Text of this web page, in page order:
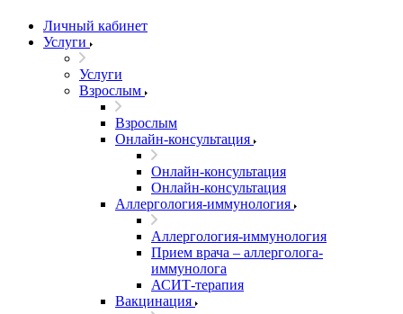
Личный кабинет
Услуги
Услуги
Взрослым
Взрослым
Онлайн-консультация
Онлайн-консультация
Онлайн-консультация
Аллергология-иммунология
Аллергология-иммунология
Прием врача – аллерголога-
иммунолога
АСИТ-терапия
Вакцинация